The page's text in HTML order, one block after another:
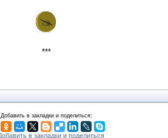
***
Добавить в закладки и поделиться: